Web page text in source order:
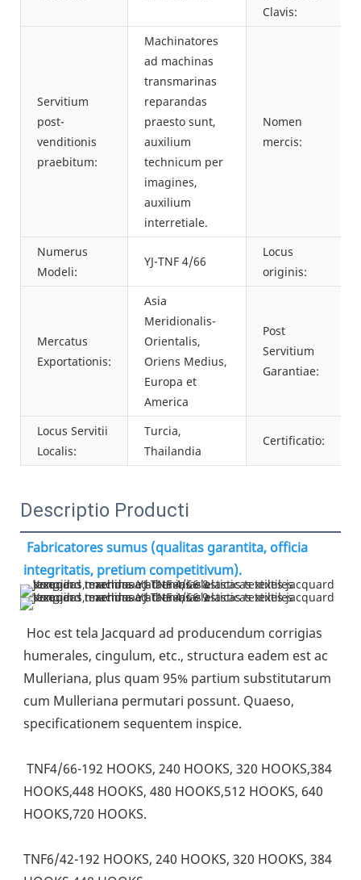
Clavis:
Servitium
post-
venditionis
praebitum:
Machinatores
ad machinas
transmarinas
reparandas
praesto sunt,
auxilium
technicum per
imagines,
auxilium
interretiale.
Nomen
mercis:
Numerus
Modeli:
YJ-TNF 4/66
Locus
originis:
Mercatus
Exportationis:
Asia
Meridionalis-
Orientalis,
Oriens Medius,
Europa et
America
Post
Servitium
Garantiae:
Locus Servitii
Localis:
Turcia,
Thailandia
Certificatio:
Descriptio Producti
Fabricatores sumus (qualitas garantita, officia
integritatis, pretium competitivum).
Hoc est tela Jacquard ad producendum corrigias
humerales, cingulum, etc., structura eadem est ac
Mulleriana, plus quam 95% partium substitutarum
cum Mulleriana permutari possunt. Quaeso,
specificationem sequentem inspice.
HOOKS,448 HOOKS, 480 HOOKS,512 HOOKS, 640
HOOKS,720 HOOKS.
TNF6/42-192 HOOKS, 240 HOOKS, 320 HOOKS, 384